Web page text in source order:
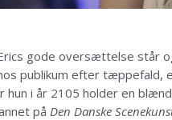
gode oversættelse står
publikum efter
hun i år 2105 holder en
på Den Danske